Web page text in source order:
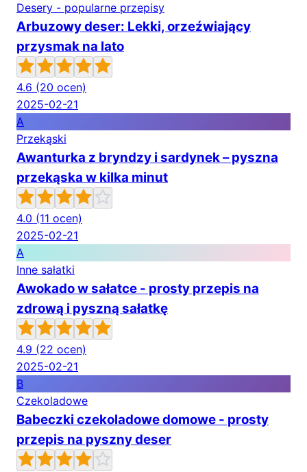
Desery - popularne przepisy
Arbuzowy deser: Lekki, orzeźwiający
przysmak na lato
4.6 (20 ocen)
2025-02-21
A
Przekąski
Awanturka z bryndzy i sardynek – pyszna
przekąska w kilka minut
4.0 (11 ocen)
2025-02-21
A
Inne sałatki
Awokado w sałatce - prosty przepis na
zdrową i pyszną sałatkę
4.9 (22 ocen)
2025-02-21
B
Czekoladowe
Babeczki czekoladowe domowe - prosty
przepis na pyszny deser